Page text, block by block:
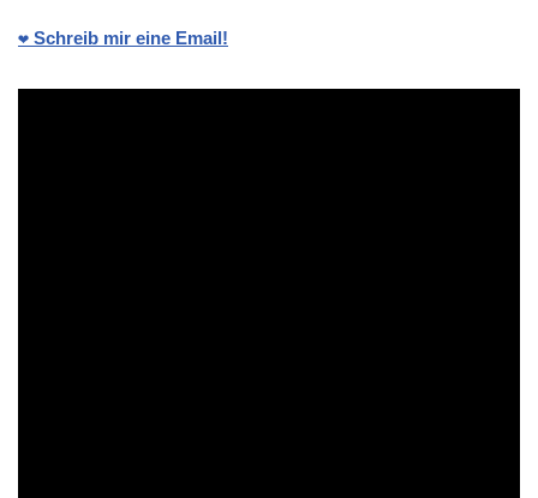
❤️ Schreib mir eine Email!